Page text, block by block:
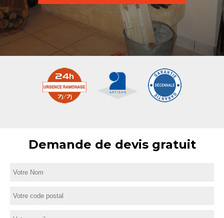
Demande de devis gratuit